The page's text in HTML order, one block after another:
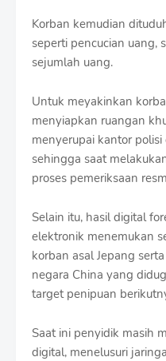
Korban kemudian
seperti pencucian uang,
sejumlah uang.
Untuk meyakinkan
menyiapkan ruangan
menyerupai kantor
sehingga saat
proses pemeriksaan
Selain itu, hasil digital
elektronik menemukan
korban asal Jepang
negara China yang
target penipuan
Saat ini penyidik masih
digital, menelusuri